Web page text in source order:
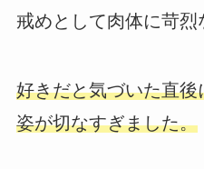
戒めとして肉体に苛烈
好きだと気づいた直
姿が切なすぎました。